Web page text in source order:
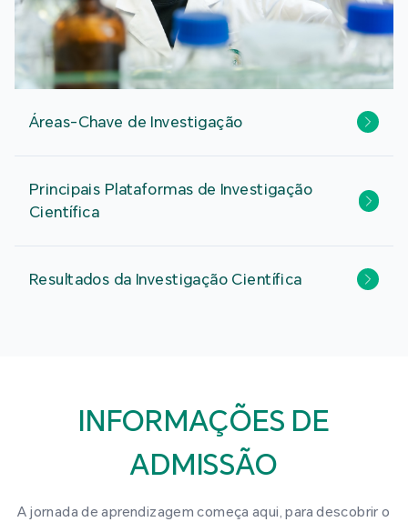
Áreas-Chave de Investigação
Principais Plataformas de Investigação
Científica
Resultados da Investigação Científica
INFORMAÇÕES DE
ADMISSÃO
A jornada de aprendizagem começa aqui, para descobrir o